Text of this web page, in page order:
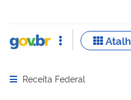
Abrir menu principal de
Receita Federal